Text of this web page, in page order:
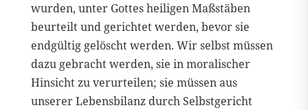
wurden, unter Gottes heiligen Maßstäben
beurteilt und gerichtet werden, bevor sie
endgültig gelöscht werden. Wir selbst müssen
dazu gebracht werden, sie in moralischer
Hinsicht zu verurteilen; sie müssen aus
unserer Lebensbilanz durch Selbstgericht